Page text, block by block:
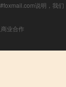
说明，我们
业合作